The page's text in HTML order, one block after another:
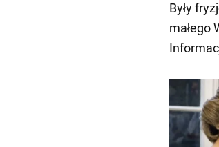
Były
małego